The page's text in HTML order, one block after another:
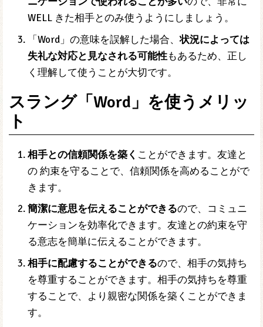
WELL きた相手とのみ使うようにしましょう。
「Word」の意味を誤解した場合、状況によっては
失礼な対応と見なされる可能性もあるため、正し
く理解して使うことが大切です。
スラング「Word」を使うメリッ
ト
相手との信頼関係を築く ことができます。友達と
の 約束を守ることで、信頼関係を高めることがで
きます。
簡潔に意思を伝えることができるので、コミュニ
ケーションを効率化できます。友達との約束を守
る意志を簡単に伝えることができます。
相手に配慮することができるので、相手の気持ち
を尊重することができます。相手の気持ちを尊重
することで、より親密な関係を築くことができま
す。